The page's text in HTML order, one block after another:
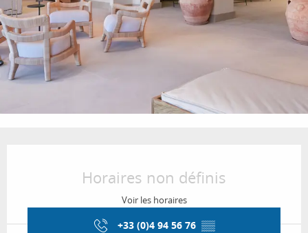
Horaires non définis
Voir les horaires
+33 (0)4 94 56 76 ▒▒